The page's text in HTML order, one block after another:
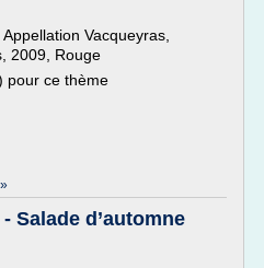
Vacqueyras,
2009, Rouge
pour ce thème
Salade d’automne